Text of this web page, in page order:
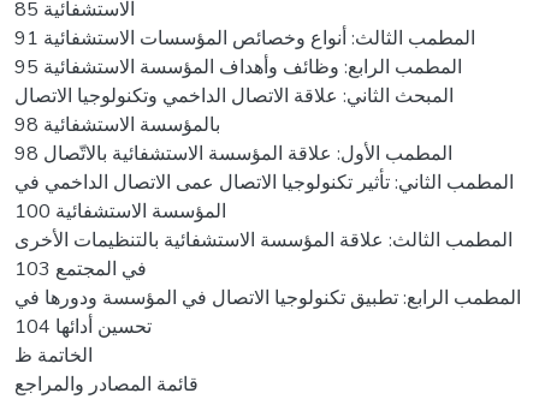
الاستشفائية 85
المطمب الثالث: أنواع وخصائص المؤسسات الاستشفائية 91
المطمب الرابع: وظائف وأهداف المؤسسة الاستشفائية 95
المبحث الثاني: علاقة الاتصال الداخمي وتكنولوجيا الاتصال
بالمؤسسة الاستشفائية 98
المطمب الأول: علاقة المؤسسة الاستشفائية بالاتّصال 98
المطمب الثاني: تأثير تكنولوجيا الاتصال عمى الاتصال الداخمي في
المؤسسة الاستشفائية 100
المطمب الثالث: علاقة المؤسسة الاستشفائية بالتنظيمات الأخرى
في المجتمع 103
المطمب الرابع: تطبيق تكنولوجيا الاتصال في المؤسسة ودورها في
تحسين أدائها 104
الخاتمة ظ
قائمة المصادر والمراجع